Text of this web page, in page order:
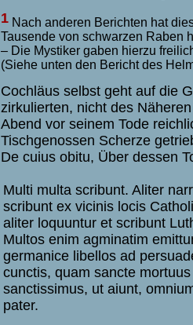
1 Nach anderen Berichten hat
Tausende von schwarzen Raben
– Die Mystiker gaben hierzu
(Siehe unten den Bericht des
Cochläus selbst geht auf die
zirkulierten, nicht des
Abend vor seinem Tode
Tischgenossen Scherze
De cuius obitu, Über dessen
Multi multa scribunt. Aliter
scribunt ex vicinis locis
aliter loquuntur et scribunt
Multos enim agminatim
germanice libellos ad
cunctis, quam sancte
sanctissimus, ut aiunt,
pater.